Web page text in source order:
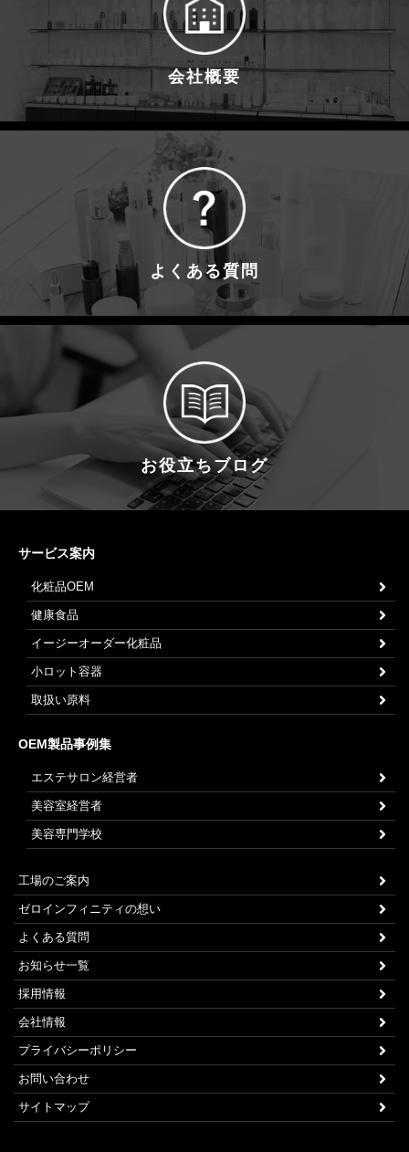
会社概要
よくある質問
お役立ちブログ
サービス案内
化粧品OEM
健康食品
イージーオーダー化粧品
小ロット容器
取扱い原料
OEM製品事例集
エステサロン経営者
美容室経営者
美容専門学校
工場のご案内
ゼロインフィニティの想い
よくある質問
お知らせ一覧
採用情報
会社情報
プライバシーポリシー
お問い合わせ
サイトマップ